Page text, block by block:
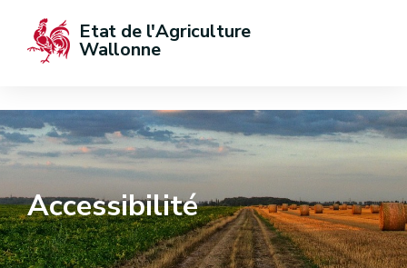
Etat de l'Agriculture
Wallonne
Accessibilité